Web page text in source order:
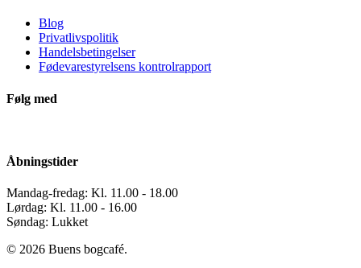
Blog
Privatlivspolitik
Handelsbetingelser
Fødevarestyrelsens kontrolrapport
Følg med
Åbningstider
Mandag-fredag: Kl. 11.00 - 18.00
Lørdag: Kl. 11.00 - 16.00
Søndag: Lukket
© 2026 Buens bogcafé.